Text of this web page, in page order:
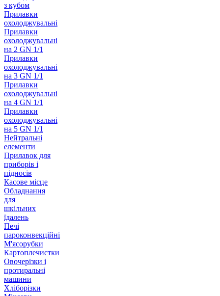
з кубом
Прилавки
охолоджувальні
Прилавки
охолоджувальні
на 2 GN 1/1
Прилавки
охолоджувальні
на 3 GN 1/1
Прилавки
охолоджувальні
на 4 GN 1/1
Прилавки
охолоджувальні
на 5 GN 1/1
Нейтральні
елементи
Прилавок для
приборів і
підносів
Касове місце
Обладнання
для
шкільних
їдалень
Печі
пароконвекційні
М'ясорубки
Картоплечистки
Овочерізки і
протиральні
машини
Хліборізки